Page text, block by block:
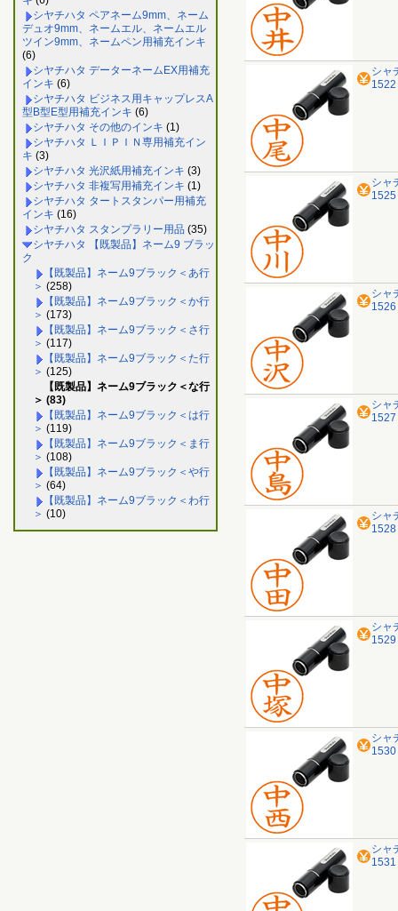
シヤチハタ ペアネーム9mm、ネーム
デュオ9mm、ネームエル、ネームエル
ツイン9mm、ネームペン用補充インキ
(6)
シヤチハタ データーネームEX用補充
インキ (6)
シヤチハタ ビジネス用キャップレスA
型B型E型用補充インキ (6)
シヤチハタ その他のインキ (1)
シヤチハタ ＬＩＰＩＮ専用補充イン
キ (3)
シヤチハタ 光沢紙用補充インキ (3)
シヤチハタ 非複写用補充インキ (1)
シヤチハタ タートスタンパー用補充
インキ (16)
シヤチハタ スタンプラリー用品 (35)
シヤチハタ 【既製品】ネーム9 ブラッ
ク
【既製品】ネーム9ブラック＜あ行
＞ (258)
【既製品】ネーム9ブラック＜か行
＞ (173)
【既製品】ネーム9ブラック＜さ行
＞ (117)
【既製品】ネーム9ブラック＜た行
＞ (125)
【既製品】ネーム9ブラック＜な行
＞ (83)
【既製品】ネーム9ブラック＜は行
＞ (119)
【既製品】ネーム9ブラック＜ま行
＞ (108)
【既製品】ネーム9ブラック＜や行
＞ (64)
【既製品】ネーム9ブラック＜わ行
＞ (10)
シャ
シャ
シャ
シャ
シャ
シャ
シャ
シャ